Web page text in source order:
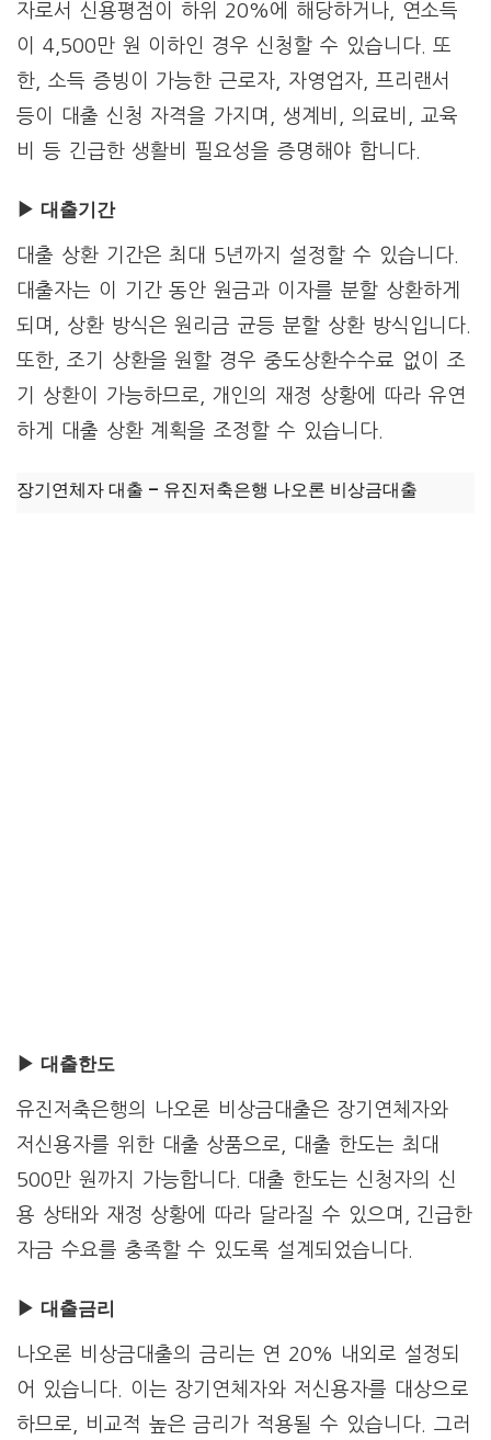
자로서 신용평점이 하위 20%에 해당하거나, 연소득
이 4,500만 원 이하인 경우 신청할 수 있습니다. 또
한, 소득 증빙이 가능한 근로자, 자영업자, 프리랜서
등이 대출 신청 자격을 가지며, 생계비, 의료비, 교육
비 등 긴급한 생활비 필요성을 증명해야 합니다.
▶ 대출기간
대출 상환 기간은 최대 5년까지 설정할 수 있습니다.
대출자는 이 기간 동안 원금과 이자를 분할 상환하게
되며, 상환 방식은 원리금 균등 분할 상환 방식입니다.
또한, 조기 상환을 원할 경우 중도상환수수료 없이 조
기 상환이 가능하므로, 개인의 재정 상황에 따라 유연
하게 대출 상환 계획을 조정할 수 있습니다.
장기연체자 대출 – 유진저축은행 나오론 비상금대출
▶ 대출한도
유진저축은행의 나오론 비상금대출은 장기연체자와
저신용자를 위한 대출 상품으로, 대출 한도는 최대
500만 원까지 가능합니다. 대출 한도는 신청자의 신
용 상태와 재정 상황에 따라 달라질 수 있으며, 긴급한
자금 수요를 충족할 수 있도록 설계되었습니다.
▶ 대출금리
나오론 비상금대출의 금리는 연 20% 내외로 설정되
어 있습니다. 이는 장기연체자와 저신용자를 대상으로
하므로, 비교적 높은 금리가 적용될 수 있습니다. 그러